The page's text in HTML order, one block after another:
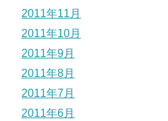
2011年11月
2011年10月
2011年9月
2011年8月
2011年7月
2011年6月